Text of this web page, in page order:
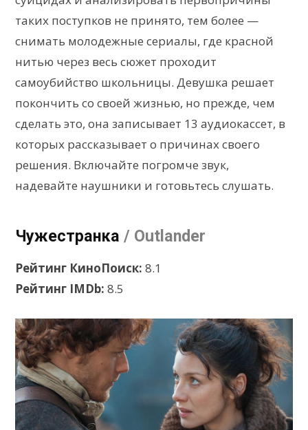
таких поступков не принято, тем более —
снимать молодежные сериалы, где красной
нитью через весь сюжет проходит
самоубийство школьницы. Девушка решает
покончить со своей жизнью, но прежде, чем
сделать это, она записывает 13 аудиокассет, в
которых рассказывает о причинах своего
решения. Включайте погромче звук,
надевайте наушники и готовьтесь слушать.
Чужестранка / Outlander
Рейтинг КиноПоиск: 8.1
Рейтинг IMDb: 8.5